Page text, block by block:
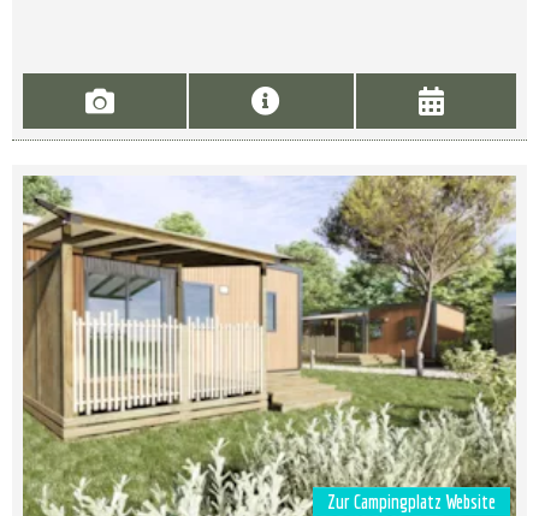
Zur Campingplatz Website